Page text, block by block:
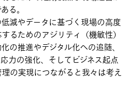
る。
減やデータに基づく現場の高度
るためのアジリティ（機敏性）
の推進やデジタル化への追随、
力の強化、そしてビジネス起点
の実現につながると我々は考え